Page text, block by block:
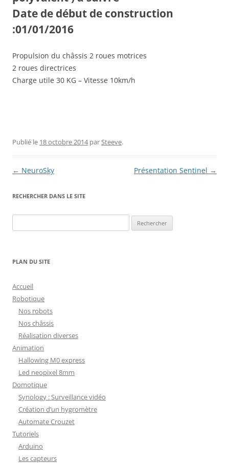
Date de début de construction
:01/01/2016
Propulsion du châssis 2 roues motrices
2 roues directrices
Charge utile 30 KG – Vitesse 10km/h
Publié le 18 octobre 2014parSteeve.
Navigation
articles
← NeuroSky Présentation Sentinel →
RECHERCHER DANS LE SITE
PLAN DU SITE
Accueil
Robotique
Nos robots
Nos châssis
Réalisation diverses
Animation
Hallowing M0 express
Led neopixel 8mm
Domotique
Synology : Surveillance vidéo
Création d’un hygromètre
Automate Crouzet
Tutoriels
Arduino
Les capteurs